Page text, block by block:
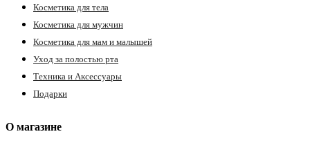
Косметика для тела
Косметика для мужчин
Косметика для мам и малышей
Уход за полостью рта
Техника и Аксессуары
Подарки
О магазине